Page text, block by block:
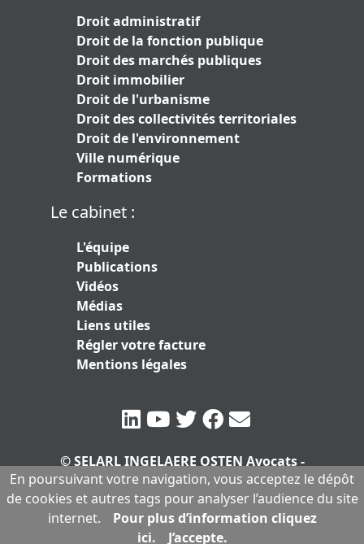
Droit administratif
Droit de la fonction publique
Droit des marchés publiques
Droit immobilier
Droit de l'urbanisme
Droit des collectivités territoriales
Droit de l'environnement
Ville numérique
Formations
Le cabinet :
L'équipe
Publications
Vidéos
Médias
Liens utiles
Régler votre facture
Mentions légales
© SELARL INGELAERE OSTEN Avocats -
SERLARL au capital de 10.000 euros|
Mentions légales
En poursuivant votre navigation, vous acceptez le dépôt
de cookies et autres tags pour analyser l’audience du site
internet.
Pour plus d’information cliquez
ici.
J’accepte.